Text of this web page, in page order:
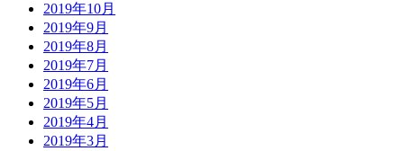
2019年10月
2019年9月
2019年8月
2019年7月
2019年6月
2019年5月
2019年4月
2019年3月